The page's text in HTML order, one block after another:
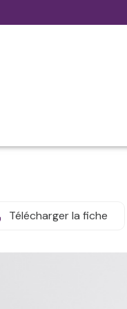
Télécharger la fiche